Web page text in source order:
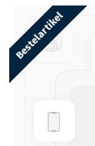
Bestelartikel